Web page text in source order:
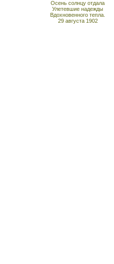
Осень солнцу отдала
Улетевшие надежды
Вдохновенного тепла.
29 августа 1902